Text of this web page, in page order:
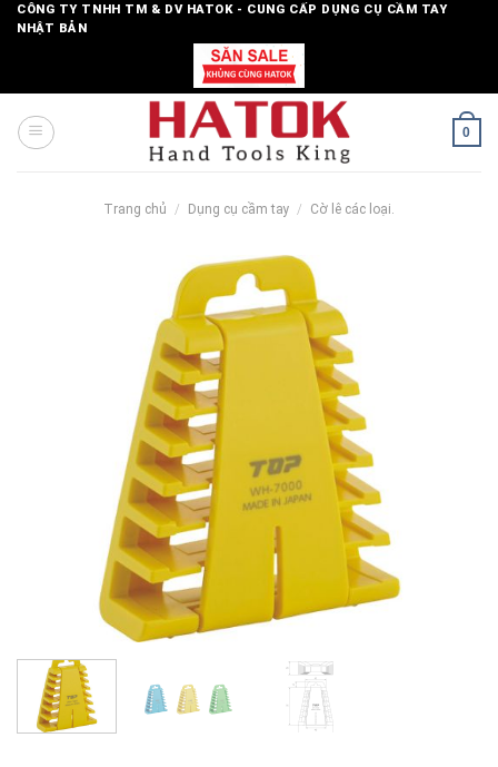
SkipCÔNG TY TNHH TM & DV HATOK - CUNG CẤP DỤNG CỤ CẦM TAY
NHẬT BẢN
0
Trang chủ / Dụng cụ cầm tay / Cờ lê các loại.